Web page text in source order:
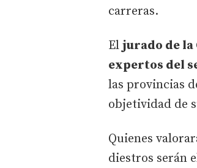
carreras.
El jurado de
expertos del
las provincias
objetividad de
Quienes
diestros serán